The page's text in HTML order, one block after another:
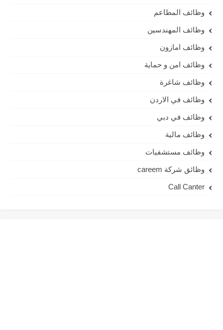
وظائف المطاعم
وظائف المهندسين
وظائف امازون
وظائف امن و حماية
وظائف شاغرة
وظائف في الاردن
وظائف في دبي
وظائف مالية
وظائف مستشفيات
وظائق شركة careem
Call Canter